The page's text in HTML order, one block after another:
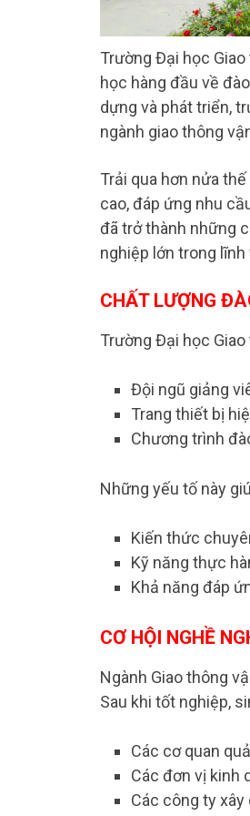
Trường Đại học
học hàng đầu về
dựng và phát triển,
ngành giao thông
Trải qua hơn nửa
cao, đáp ứng nhu
đã trở thành những
nghiệp lớn trong
CHẤT LƯỢNG
Trường Đại học
Đội ngũ giảng
Trang thiết bị
Chương trình
Những yếu tố này
Kiến thức
Kỹ năng thực
Khả năng đáp
CƠ HỘI NGHỀ
Ngành Giao thông
Sau khi tốt nghiệp,
Các cơ quan
Các đơn vị kinh
Các công ty